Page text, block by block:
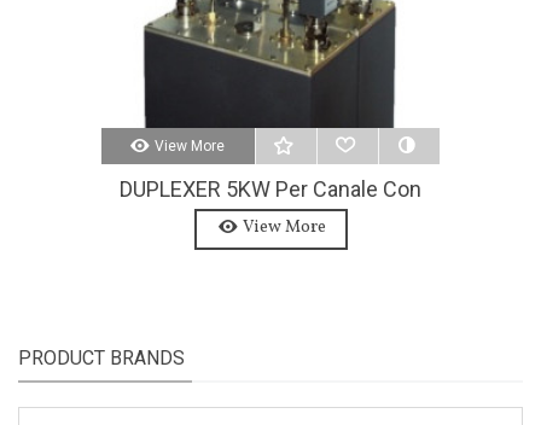
View More
DUPLEXER 5KW Per Canale Con
Tripla Cavità IN 7/8'', OUT 1 + 5/8''
View More
PRODUCT BRANDS